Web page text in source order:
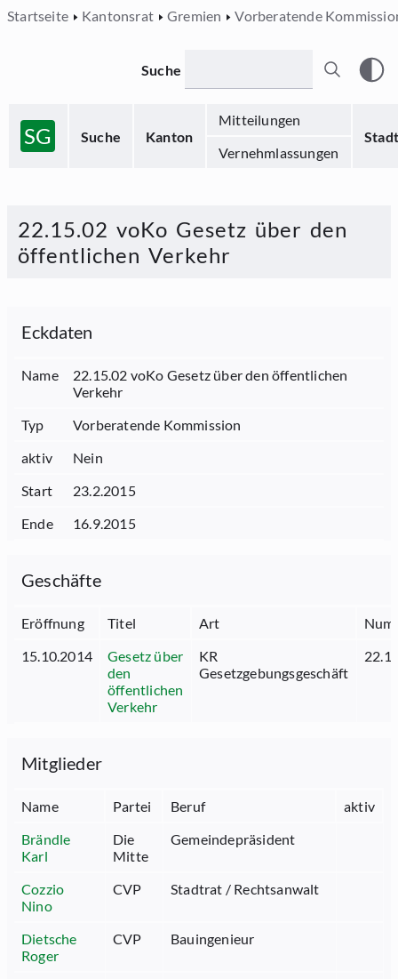
Startseite Kantonsrat Gremien Vorberatende
SG Suche Kanton
Mitteilungen
Stadt
Vernehmlassungen
Suche
22.15.02 voKo Gesetz über den
öffentlichen Verkehr
Eckdaten
Name
22.15.02 voKo Gesetz über den öffentlichen
Verkehr
Typ
Vorberatende Kommission
aktiv
Nein
Start
23.2.2015
Ende
16.9.2015
Geschäfte
Eröffnung Titel Art
15.10.2014
Gesetz über
den
öffentlichen
Verkehr
KR
Gesetzgebungsgeschäft
Mitglieder
Name Partei Beruf
aktiv
Brändle
Karl
Die
Mitte
Gemeindepräsident
Cozzio
Nino
CVP Stadtrat / Rechtsanwalt
Dietsche
Roger
CVP Bauingenieur